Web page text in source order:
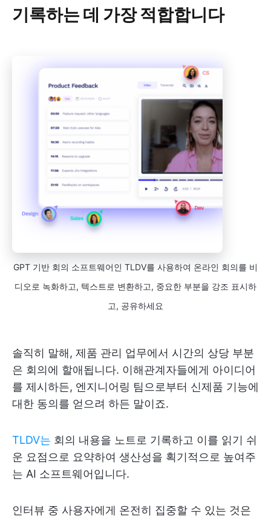
기록하는 데 가장 적합합니다
GPT 기반 회의 소프트웨어인 TLDV를 사용하여 온라인 회의를 비
디오로 녹화하고, 텍스트로 변환하고, 중요한 부분을 강조 표시하
고, 공유하세요
솔직히 말해, 제품 관리 업무에서 시간의 상당 부분
은 회의에 할애됩니다. 이해관계자들에게 아이디어
를 제시하든, 엔지니어링 팀으로부터 신제품 기능에
대한 동의를 얻으려 하든 말이죠.
TLDV는 회의 내용을 노트로 기록하고 이를 읽기 쉬
운 요점으로 요약하여 생산성을 획기적으로 높여주
는 AI 소프트웨어입니다.
인터뷰 중 사용자에게 온전히 집중할 수 있는 것은